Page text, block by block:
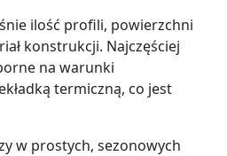
ilość profili, powierzchni
konstrukcji. Najczęściej
na warunki
termiczną, co jest
w prostych, sezonowych